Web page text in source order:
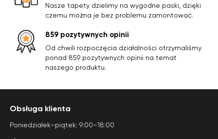
Nasze tapety dzielimy na wygodne paski, dzięki
czemu można je bez problemu zamontować.
859 pozytywnych opinii
Od chwili rozpoczęcia działalności otrzymaliśmy
ponad 859 pozytywnych opinii na temat
naszego produktu.
Obsługa klienta
Poniedziałek–piątek: 9:00–18:00